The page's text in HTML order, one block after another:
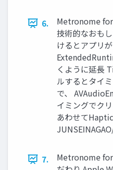
6.
Metronome
技術的なおも
けるとアプリ
くように延長
ルするとタイ
で、
イミングでク
あわせて
7.
Metronome